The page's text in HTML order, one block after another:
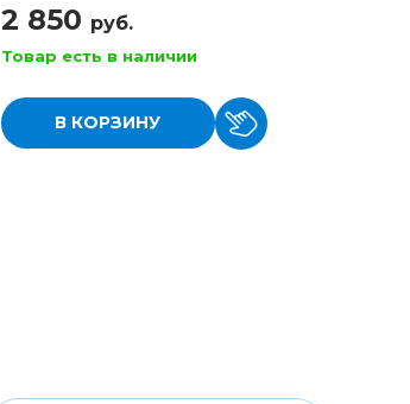
2 850 руб.
Товар есть в наличии
В КОРЗИНУ